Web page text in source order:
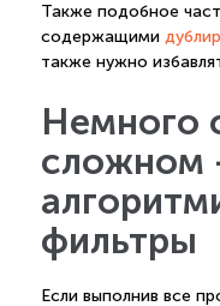
Также подобное
содержащими
также нужно
Немного
сложном
фильтры
Если выполнив все